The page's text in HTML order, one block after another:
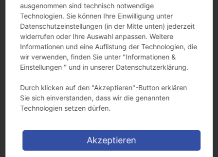
Das Projekt arbeitet derzeit an der Definition der wichtigsten
Nachhaltigkeitsthemen für unser Unternehmen und weiterer
grundlegender Themen, die das Rückgrat für alle zukünftigen
Projekte und Berichte im Bereich der Nachhaltigkeit bilden
werden (z.B. eine Aktualisierung unseres
Nachhaltigkeitsberichts, der erstmals 2021 veröffentlicht wird).
damit sämtliche Aktivitäten rund um die Thematik
‚Sustainability‘ dem Bereich Legal & Compliance (Dr.
Dorothee Timmermann) zugeordnet – bitte um
ausgenommen sind technisch notwendige
Technologien. Sie können Ihre Einwilligung unter
Datenschutzeinstellungen (in der Mitte unten) jederzeit
widerrufen oder Ihre Auswahl anpassen. Weitere
Informationen und eine Auflistung der Technologien, die
wir verwenden, finden Sie unter "Informationen &
Einstellungen " und in unserer Datenschutzerklärung.
Durch klicken auf den "Akzeptieren"-Button erklären
Sie sich einverstanden, dass wir die genannten
Technologien setzen dürfen.
Akzeptieren